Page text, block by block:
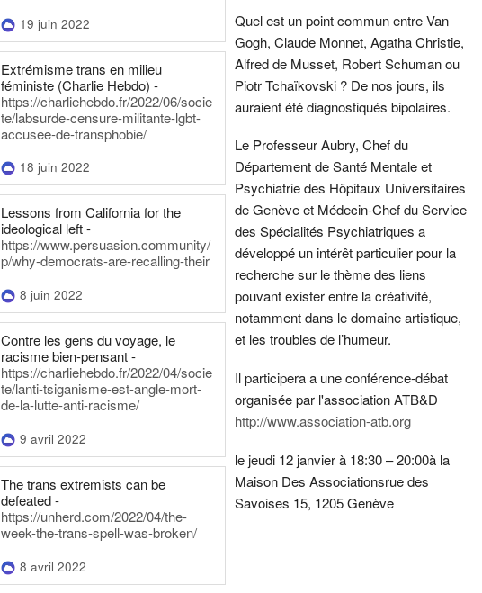
19 juin 2022
Extrémisme trans en milieu
féministe (Charlie Hebdo) -
https://charliehebdo.fr/2022/06/socie
te/labsurde-censure-militante-lgbt-
accusee-de-transphobie/
18 juin 2022
Lessons from California for the
ideological left -
https://www.persuasion.community/
p/why-democrats-are-recalling-their
8 juin 2022
Contre les gens du voyage, le
racisme bien-pensant -
https://charliehebdo.fr/2022/04/socie
te/lanti-tsiganisme-est-angle-mort-
de-la-lutte-anti-racisme/
9 avril 2022
The trans extremists can be
defeated -
https://unherd.com/2022/04/the-
week-the-trans-spell-was-broken/
8 avril 2022
Quel est un point commun entre Van
Gogh, Claude Monnet, Agatha Christie,
Alfred de Musset, Robert Schuman ou
Piotr Tchaïkovski ? De nos jours, ils
auraient été diagnostiqués bipolaires.
Le Professeur Aubry, Chef du
Département de Santé Mentale et
Psychiatrie des Hôpitaux Universitaires
de Genève et Médecin-Chef du Service
des Spécialités Psychiatriques a
développé un intérêt particulier pour la
recherche sur le thème des liens
pouvant exister entre la créativité,
notamment dans le domaine artistique,
et les troubles de l’humeur.
Il participera a une conférence-débat
organisée par l'association ATB&D
http://www.association-atb.org
le jeudi 12 janvier à 18:30 – 20:00à la
Maison Des Associationsrue des
Savoises 15, 1205 Genève